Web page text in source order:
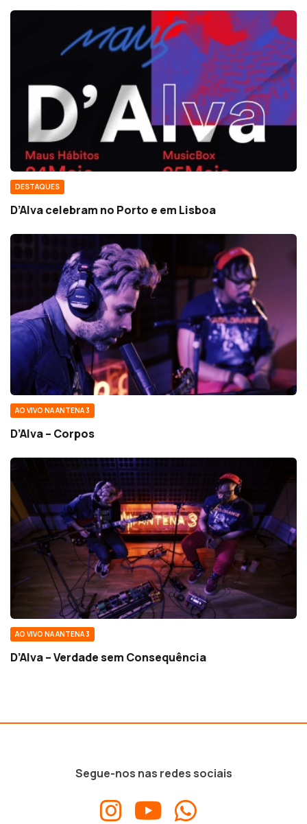
DESTAQUES
D’Alva celebram no Porto e em Lisboa
AO VIVO NA ANTENA 3
D’Alva – Corpos
AO VIVO NA ANTENA 3
D’Alva – Verdade sem Consequência
Segue-nos nas redes sociais